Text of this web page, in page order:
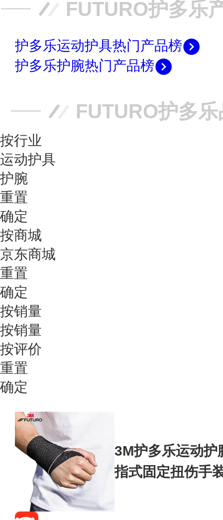
FUTURO护多乐
护多乐运动护具热门产品榜
护多乐护腕热门产品榜
FUTURO护多
按行业
运动护具
护腕
重置
确定
按商城
京东商城
重置
确定
按销量
按销量
按评价
重置
确定
3M护多乐运动护
指式固定扭伤手